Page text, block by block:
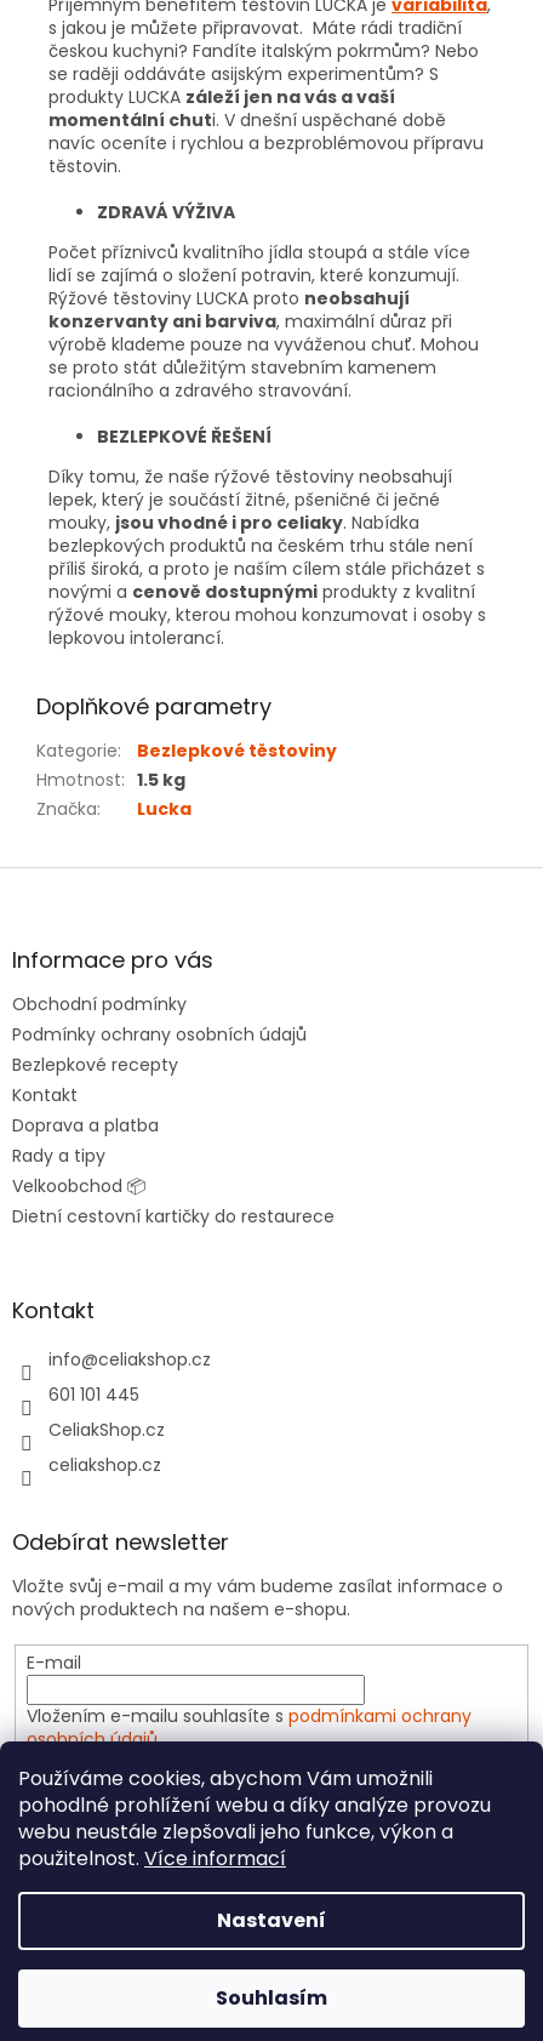
Používáme cookies, abychom Vám umožnili
pohodlné prohlížení webu a díky analýze provozu
webu neustále zlepšovali jeho funkce, výkon a
použitelnost. Více informací
Nastavení
Souhlasím
Příjemným benefitem těstovin LUCKA je variabilita,
s jakou je můžete připravovat. Máte rádi tradiční
českou kuchyni? Fandíte italským pokrmům? Nebo
se raději oddáváte asijským experimentům? S
produkty LUCKA záleží jen na vás a vaší
momentální chuti. V dnešní uspěchané době
navíc oceníte i rychlou a bezproblémovou přípravu
těstovin.
ZDRAVÁ VÝŽIVA
Počet příznivců kvalitního jídla stoupá a stále více
lidí se zajímá o složení potravin, které konzumují.
Rýžové těstoviny LUCKA proto neobsahují
konzervanty ani barviva, maximální důraz při
výrobě klademe pouze na vyváženou chuť. Mohou
se proto stát důležitým stavebním kamenem
racionálního a zdravého stravování.
BEZLEPKOVÉ ŘEŠENÍ
Díky tomu, že naše rýžové těstoviny neobsahují
lepek, který je součástí žitné, pšeničné či ječné
mouky, jsou vhodné i pro celiaky. Nabídka
bezlepkových produktů na českém trhu stále není
příliš široká, a proto je naším cílem stále přicházet s
novými a cenově dostupnými produkty z kvalitní
rýžové mouky, kterou mohou konzumovat i osoby s
lepkovou intolerancí.
Doplňkové parametry
Kategorie:
Bezlepkové těstoviny
Hmotnost: 1.5 kg
Značka: Lucka
Z
aInformace pro vás
Obchodní podmínky
Podmínky ochrany osobních údajů
Bezlepkové recepty
Kontakt
Doprava a platba
Rady a tipy
Velkoobchod 📦
Dietní cestovní kartičky do restaurece
Kontakt
info@celiakshop.cz
601 101 445
CeliakShop.cz
celiakshop.cz
Odebírat newsletter
Vložte svůj e-mail a my vám budeme zasílat informace o
nových produktech na našem e-shopu.
E-mail
Vložením e-mailu souhlasíte s podmínkami ochrany
osobních údajů
PŘIHLÁSIT SE
Copyright 2026CeliakShop.cz. Všechna práva
vyhrazena.